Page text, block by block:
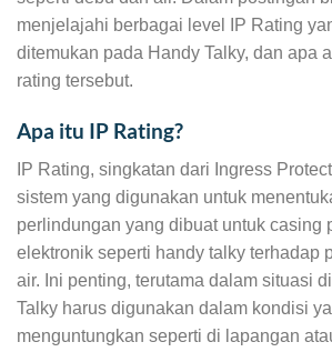
menjelajahi berbagai level IP Rating
ditemukan pada Handy Talky, dan apa
rating tersebut.
Apa itu IP Rating?
IP Rating, singkatan dari Ingress
sistem yang digunakan untuk
perlindungan yang dibuat untuk casing
elektronik seperti handy talky terhadap
air. Ini penting, terutama dalam situasi
Talky harus digunakan dalam kondisi
menguntungkan seperti di lapangan